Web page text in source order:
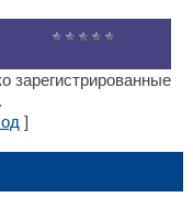
зарегистрированные
]